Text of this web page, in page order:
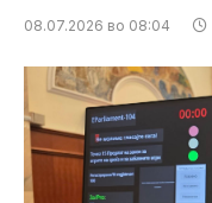
08.07.2026 во 08:04